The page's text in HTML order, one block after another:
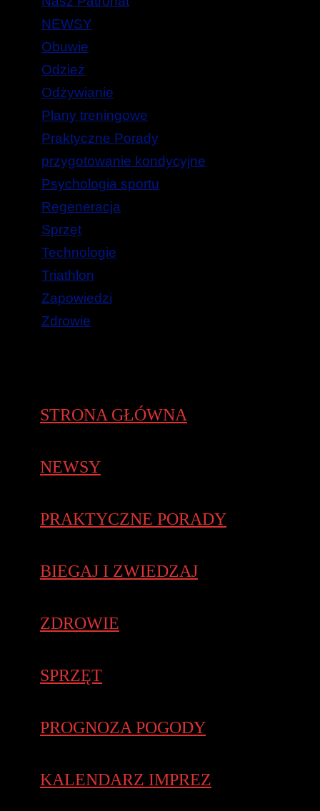
NEWSY
Obuwie
Odzież
Odżywianie
Plany treningowe
Praktyczne Porady
przygotowanie kondycyjne
Psychologia sportu
Regeneracja
Sprzęt
Technologie
Triathlon
Zapowiedzi
Zdrowie
STRONA GŁÓWNA
NEWSY
PRAKTYCZNE PORADY
BIEGAJ I ZWIEDZAJ
ZDROWIE
SPRZĘT
PROGNOZA POGODY
KALENDARZ IMPREZ